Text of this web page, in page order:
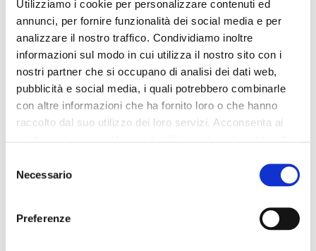
Utilizziamo i cookie per personalizzare contenuti ed
annunci, per fornire funzionalità dei social media e per
analizzare il nostro traffico. Condividiamo inoltre
informazioni sul modo in cui utilizza il nostro sito con i
nostri partner che si occupano di analisi dei dati web,
pubblicità e social media, i quali potrebbero combinarle
con altre informazioni che ha fornito loro o che hanno
raccolto dal suo utilizzo dei loro servizi. Acconsenta ai
delNecessario
Preferenze